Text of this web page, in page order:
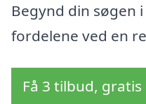
Begynd din søgen
fordelene ved en
Få 3 tilbud,